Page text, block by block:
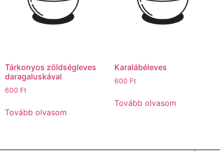
Tárkonyos zöldségleves
daragaluskával
600 Ft
Tovább olvasom
Karalábéleves
600 Ft
Tovább olvasom